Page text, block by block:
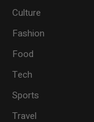
Culture
Fashion
Food
Tech
Sports
Travel